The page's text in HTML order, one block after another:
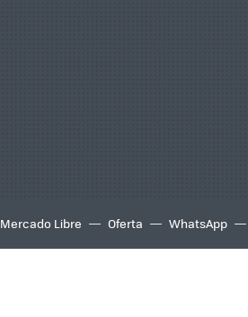
Mercado Libre Oferta WhatsApp